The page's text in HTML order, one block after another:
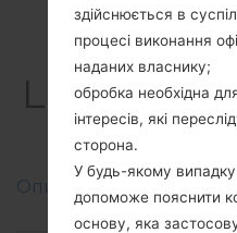
akaLG
Описання регіонів
здійснюється в
процесі виконання
наданих власнику;
обробка необхідна
інтересів, які
сторона.
У будь-якому
допоможе пояснити
основу, яка